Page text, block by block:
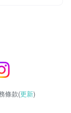
條款(更新)